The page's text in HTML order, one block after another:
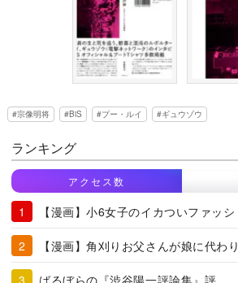
宗像明将 BiS プー・ルイ ギュウゾウ
ランキング
アクセス数
【漫画】小6女子のイカついファッシ
【漫画】角刈りお父さんが娘に代わ
ばるぼらの『渋谷陽一評論集』評